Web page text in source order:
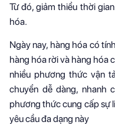
Từ đó, giảm thiểu thời
hóa.
Ngày nay, hàng hóa có
hàng hóa rời và hàng hóa
nhiều phương thức vận
chuyển dễ dàng, nhanh
phương thức cung cấp sự
yêu cầu đa dạng này